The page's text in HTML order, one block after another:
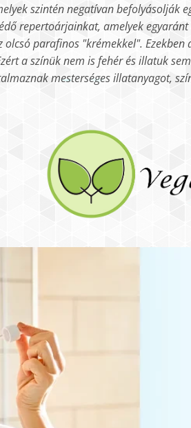
szintén negatívan befolyásolják
repertoárjainkat, amelyek
olcsó parafinos "krémekkel".
a színük nem is fehér és illatuk
mesterséges illatanyagot,